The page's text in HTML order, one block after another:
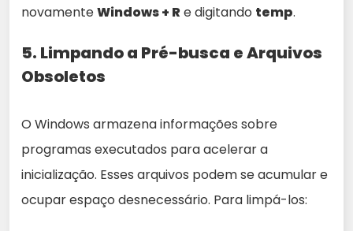
novamenteWindows + Re digitando temp.
5. Limpando a Pré-busca e Arquivos
Obsoletos
O Windows armazena informações sobre
programas executados para acelerar a
inicialização. Esses arquivos podem se acumular e
ocupar espaço desnecessário. Para limpá-los: